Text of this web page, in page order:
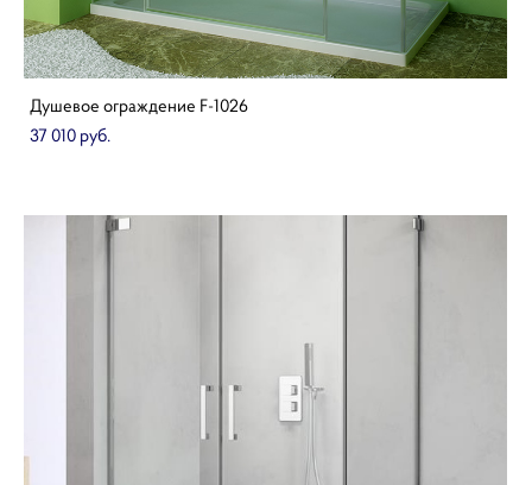
Душевое ограждение F-1026
37 010 pуб.